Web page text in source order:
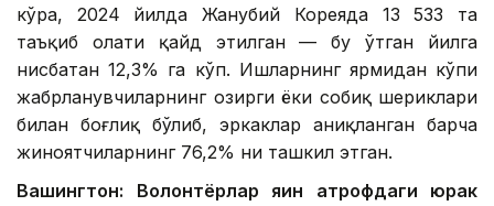
кўра, 2024 йилда Жанубий Кореяда 13 533 та
таъқиб ҳолати қайд этилган — бу ўтган йилга
нисбатан 12,3% га кўп. Ишларнинг ярмидан кўпи
жабрланувчиларнинг ҳозирги ёки собиқ шериклари
билан боғлиқ бўлиб, эркаклар аниқланган барча
жиноятчиларнинг 76,2% ни ташкил этган.
Вашингтон: Волонтёрлар яқин атрофдаги юрак